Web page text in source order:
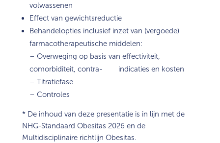
volwassenen
Effect van gewichtsreductie
Behandelopties inclusief inzet van (vergoede)
farmacotherapeutische middelen:
– Overweging op basis van effectiviteit,
comorbiditeit, contra- indicaties en kosten
– Titratiefase
– Controles
* De inhoud van deze presentatie is in lijn met de
NHG-Standaard Obesitas 2026 en de
Multidisciplinaire richtlijn Obesitas.